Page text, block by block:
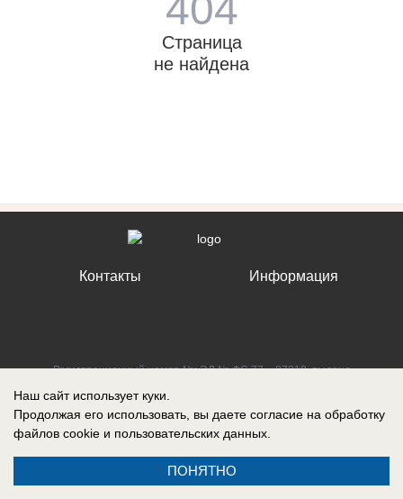
Страница
не найдена
Контакты Информация
Регистрационный номер №: ЭЛ № ФС 77 – 87210, выдано
технологий и массовых коммуникаций (Роскомнадзор) 27 апреля 2024
г.
Наш сайт использует куки.
Продолжая его использовать, вы даете согласие на обработку
файлов cookie и пользовательских данных.
ПОНЯТНО